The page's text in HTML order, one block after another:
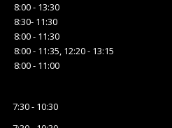
8:00 - 13:30
8:30- 11:30
8:00 - 11:30
8:00 - 11:35, 12:20 - 13:15
8:00 - 11:00
7:30 - 10:30